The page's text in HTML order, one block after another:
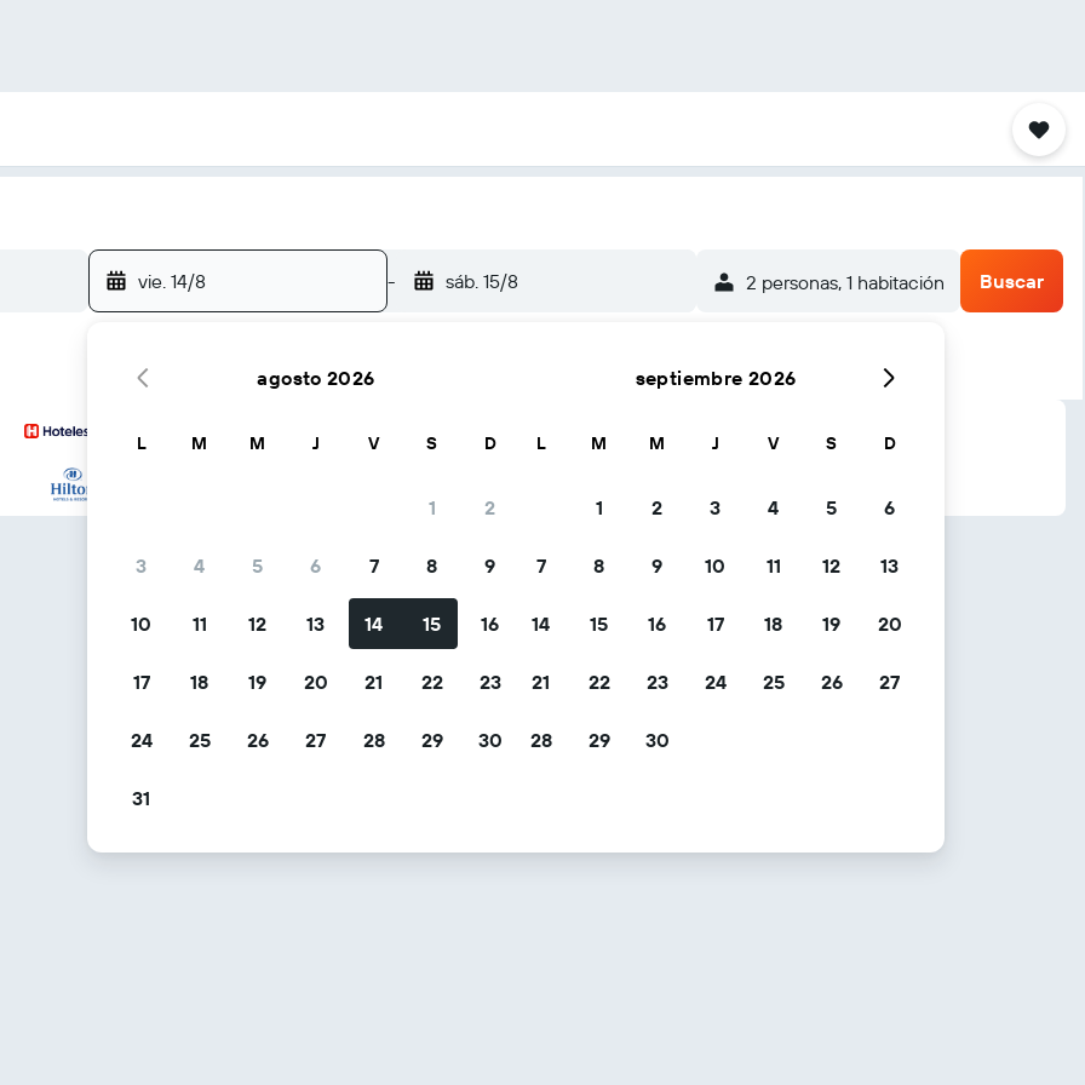
vie. 14/8 - sáb. 15/8 2 personas, 1 habitación Buscar
agosto 2026
L M M J V S D
1 2
3 4 5 6 7 8 9
10 11 12 13 14 15 16
17 18 19 20 21 22 23
24 25 26 27 28 29 30
31
septiembre 2026
L M M J V S D
1 2 3 4 5 6
7 8 9 10 11 12 13
14 15 16 17 18 19 20
21 22 23 24 25 26 27
28 29 30